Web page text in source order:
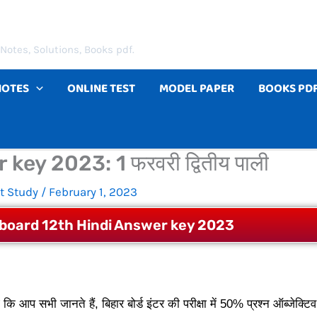
Solutions, Books pdf.
ONLINE TEST MODEL PAPER BOOKS
2023: 1 फरवरी द्वितीय पाली
Study / February 1, 2023
12th Hindi Answer key 2023
कि आप सभी जानते हैं, बिहार बोर्ड इंटर की परीक्षा में 50% प्रश्न